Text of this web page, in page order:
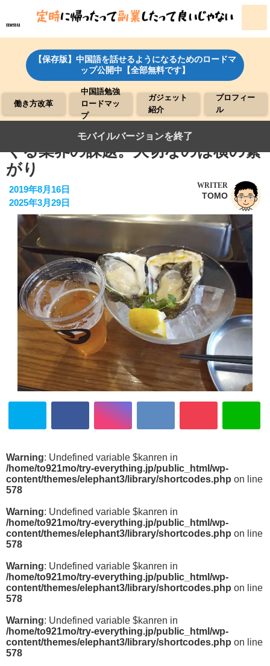
menu
【保存版】中国語を話せるようになるためのロードマ
ップ公開中【全部無料です】
働き方改革
中国語勉強
ロードマッ
プ
ガジェット
紹介
プロフィー
ル
●同じ業界の人と会話すると見えて
くる業界の課題。大切なのは横の繋
がり
2019年8月16日
2025年3月29日
WRITER
TOMO
Warning: Undefined variable $kanren in
/home/to921mo/try-everything.jp/public_html/wp-
content/themes/elephant3/library/shortcodes.php on line
578
Warning: Undefined variable $kanren in
/home/to921mo/try-everything.jp/public_html/wp-
content/themes/elephant3/library/shortcodes.php on line
578
Warning: Undefined variable $kanren in
/home/to921mo/try-everything.jp/public_html/wp-
content/themes/elephant3/library/shortcodes.php on line
578
Warning: Undefined variable $kanren in
/home/to921mo/try-everything.jp/public_html/wp-
content/themes/elephant3/library/shortcodes.php on line
578
モバイルバージョンを終了